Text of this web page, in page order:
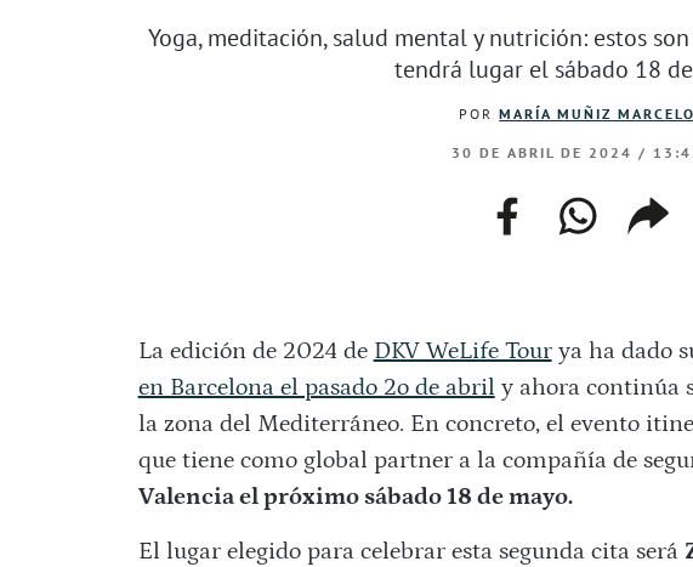
Yoga, meditación, salud mental y nutrición: estos
tendrá lugar el sábado 18
PORMARÍA MUÑIZ MARCELO
30 DE ABRIL DE 2024 /
facebookwhatsapp
web
copiar
La edición de 2024 de DKV WeLife Tourya ha dado
en Barcelona el pasado 2o de abril y ahora continúa
la zona del Mediterráneo. En concreto, el evento
que tiene como global partner a la compañía de
Valencia el próximo sábado 18 de mayo.
El lugar elegido para celebrar esta segunda cita será